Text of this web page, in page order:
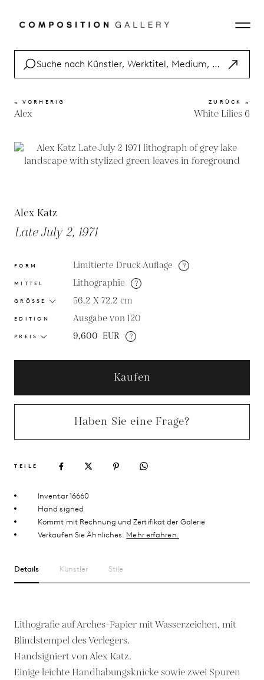
« VORHERIG
Alex
ZURÜCK »
White Lilies 6
Alex Katz
Late July 2, 1971
FORM Limitierte Druck Auflage ?
MITTEL Lithographie ?
GRÖSSE 56.2 X 72.2 cm
EDITION Ausgabe von 120
PREIS 9,600 EUR ?
Kaufen
Haben Sie eine Frage?
TEILE
Inventar 16660
Hand signed
Kommt mit Rechnung und Zertifikat der Galerie
Verkaufen Sie Ähnliches. Mehr erfahren.
Details Künstler Stile
Lithografie auf Arches-Papier mit Wasserzeichen, mit
Blindstempel des Verlegers.
Handsigniert von Alex Katz.
Einige leichte Handhabungsknicke sowie zwei Spuren